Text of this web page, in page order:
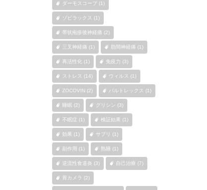
ダーモスコープ (1)
ゾビラックス (1)
帯状疱疹後神経痛 (2)
三叉神経痛 (1) 肋間神経痛 (1)
再活性化 (1) 免疫力 (3)
ストレス (14) ウィルス (1)
ZOCOVIN (2) バルトレックス (1)
睡眠 (2) グリシン (3)
不眠症 (1) 検証結果 (1)
効果 (1) サプリ (1)
副作用 (1) 熟睡 (1)
逆流性食道炎 (3) 自己治療 (7)
胃カメラ (2)